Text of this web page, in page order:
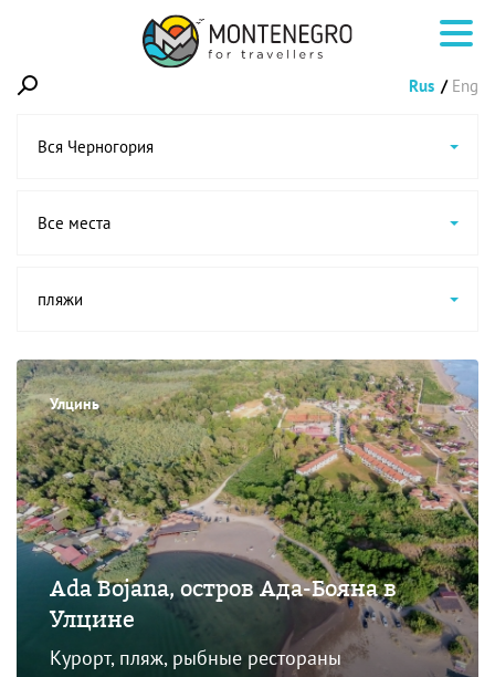
Rus Eng
Вся Черногория
Все места
пляжи
Улцинь
Ada Bojana, остров Ада-Бояна в
Улцине
Курорт, пляж, рыбные рестораны